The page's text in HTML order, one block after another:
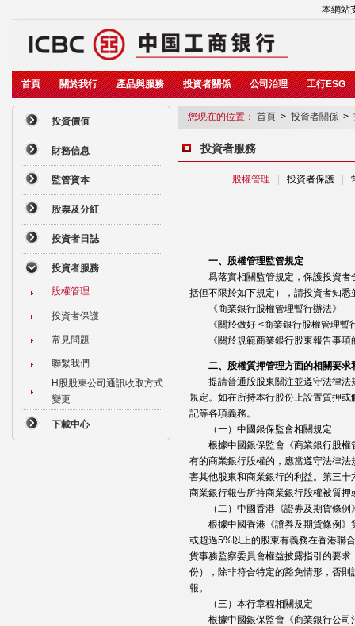
本網站
首頁 關於我行 產品與服務 投資者關係 公司治理 工行ESG
投資價值
財務信息
監管資本
股票及分紅
投資者日誌
投資者服務
股權管理
投資者保護
常見問題
聯繫我們
H股股東公司通訊收取方式
變更
下載中心
您現在的位置： 首頁 > 投資者關係 >
投資者服務
股權管理 投資者保護
一、股權管理監管規定
爲落實相關監管規定，保護投資者
括但不限於如下規定），請投資者知悉
《商業銀行股權管理暫行辦法》
《關於做好 <商業銀行股權管理暫
《關於規範商業銀行股東報告事項
二、股權質押管理方面的相關要求
提請普通股股東關注並遵守法律法
規定。如在所持本行股份上設置質押
記等各項義務。
（一）中國銀保監會相關規定
根據中國銀保監會《商業銀行股權
有的商業銀行股權的，應當遵守法律
害其他股東和商業銀行的利益。第三
商業銀行報告所持商業銀行股權被質押
（二）中國香港《證券及期貨條例
根據中國香港《證券及期貨條例》
或超過5%以上的股東有義務在香港聯
貨事務監察委員會權益披露指引的要
份），除非符合特定的豁免情形，否
報。
（三）本行章程相關規定
根據中國銀保監會《商業銀行公司